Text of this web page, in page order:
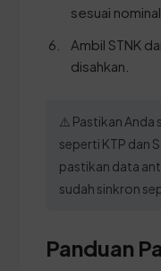
sesuai
Ambil STNK
disahkan.
⚠️ Pastikan Anda
seperti KTP dan
pastikan data
sudah sinkron
Panduan